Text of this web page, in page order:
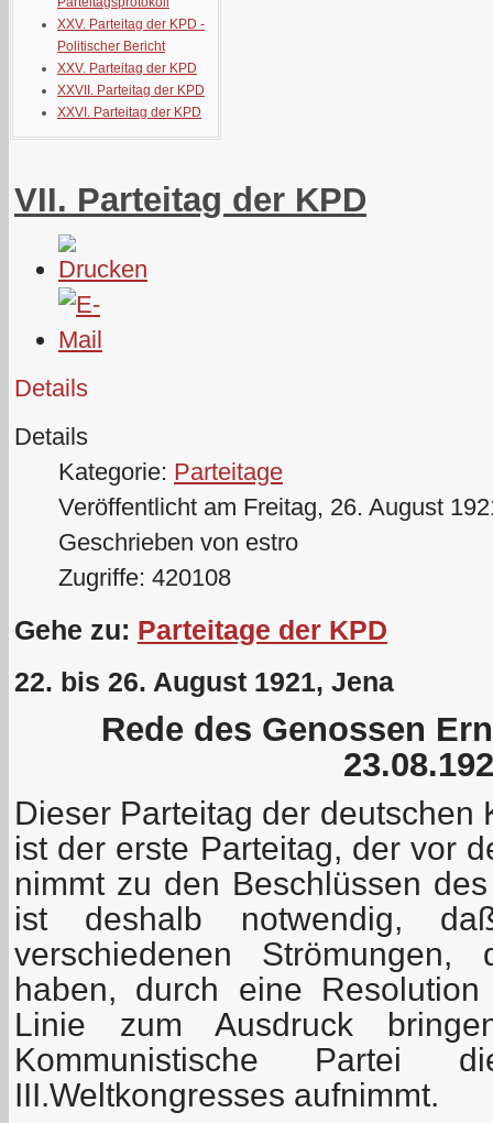
XXV. Parteitag der KPD -
Politischer Bericht
XXV. Parteitag der KPD
XXVII. Parteitag der KPD
XXVI. Parteitag der KPD
VII. Parteitag der KPD
Details
Details
Kategorie: Parteitage
Veröffentlicht am Freitag, 26. August
Geschrieben von estro
Zugriffe: 420108
Gehe zu: Parteitage der KPD
22. bis 26. August 1921, Jena
Rede des Genossen
Dieser Parteitag der deutschen
ist der erste Parteitag, der vor
nimmt zu den Beschlüssen
ist deshalb notwendig,
verschiedenen
haben, durch eine
Linie zum Ausdruck
Kommunistische Partei
III.Weltkongresses aufnimmt.